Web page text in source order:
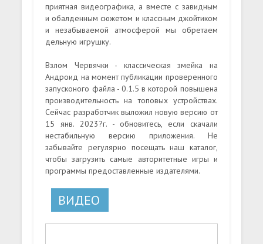
приятная видеографика, а вместе с завидным
и обалденным сюжетом и классным джойтиком
и незабываемой атмосферой мы обретаем
дельную игрушку.
Взлом Червячки - классическая змейка на
Андроид на момент публикации проверенного
запусконого файла - 0.1.5 в которой повышена
производительность на топовых устройствах.
Сейчас разработчик выложил новую версию от
15 янв. 2023?г. - обновитесь, если скачали
нестабильную версию приложения. Не
забывайте регулярно посещать наш каталог,
чтобы загрузить самые авторитетные игры и
программы предоставленные издателями.
ВИДЕО